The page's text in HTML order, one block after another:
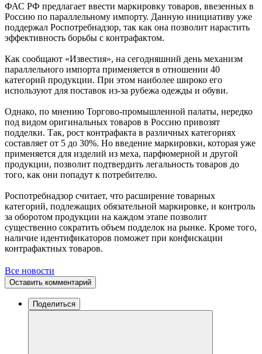
ФАС РФ предлагает ввести маркировку товаров, ввезенных в
Россию по параллельному импорту. Данную инициативу уже
поддержал Роспотребнадзор, так как она позволит нарастить
эффективность борьбы с контрафактом.
Как сообщают «Известия», на сегодняшний день механизм
параллельного импорта применяется в отношении 40
категорий продукции. При этом наиболее широко его
используют для поставок из-за рубежа одежды и обуви.
Однако, по мнению Торгово-промышленной палаты, нередко
под видом оригинальных товаров в Россию привозят
подделки. Так, рост контрафакта в различных категориях
составляет от 5 до 30%. Но введение маркировки, которая уже
применяется для изделий из меха, парфюмерной и другой
продукции, позволит подтвердить легальность товаров до
того, как они попадут к потребителю.
Роспотребнадзор считает, что расширение товарных
категорий, подлежащих обязательной маркировке, и контроль
за оборотом продукции на каждом этапе позволит
существенно сократить объем подделок на рынке. Кроме того,
наличие идентификаторов поможет при конфискации
контрафактных товаров.
Все новости
Оставить комментарий
Поделиться